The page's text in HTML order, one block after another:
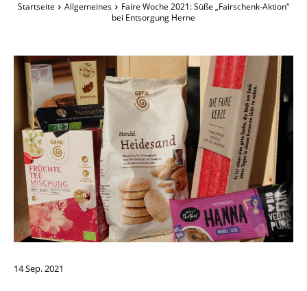
Startseite Allgemeines
Faire Woche 2021: Süße „Fairschenk-Aktion“
bei Entsorgung Herne
14Sep.2021